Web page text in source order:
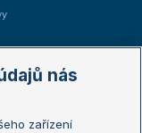
nás
zařízení